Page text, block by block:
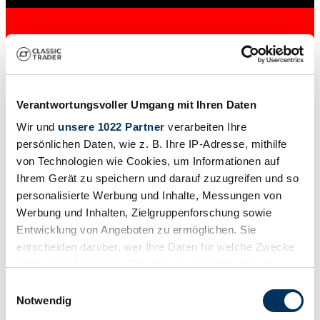
Verantwortungsvoller Umgang mit Ihren Daten
Wir und unsere 1022 Partner verarbeiten Ihre
persönlichen Daten, wie z. B. Ihre IP-Adresse, mithilfe
von Technologien wie Cookies, um Informationen auf
Ihrem Gerät zu speichern und darauf zuzugreifen und so
personalisierte Werbung und Inhalte, Messungen von
Werbung und Inhalten, Zielgruppenforschung sowie
Entwicklung von Angeboten zu ermöglichen. Sie
entscheiden darüber, wer Ihre Daten für welche Zwecke
Trigger Symbol ändern oder widerrufen
Notwendig
Abgelaufenes Inserat